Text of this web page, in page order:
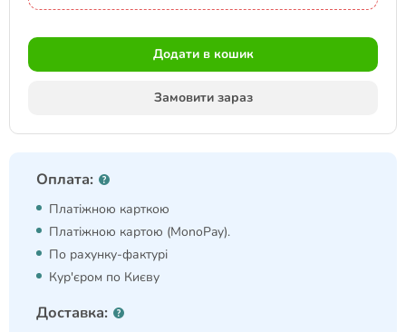
Додати в кошик
Замовити зараз
Оплата:
Платіжною карткою
Платіжною картою (MonoPay).
По рахунку-фактурі
Кур'єром по Києву
Доставка: